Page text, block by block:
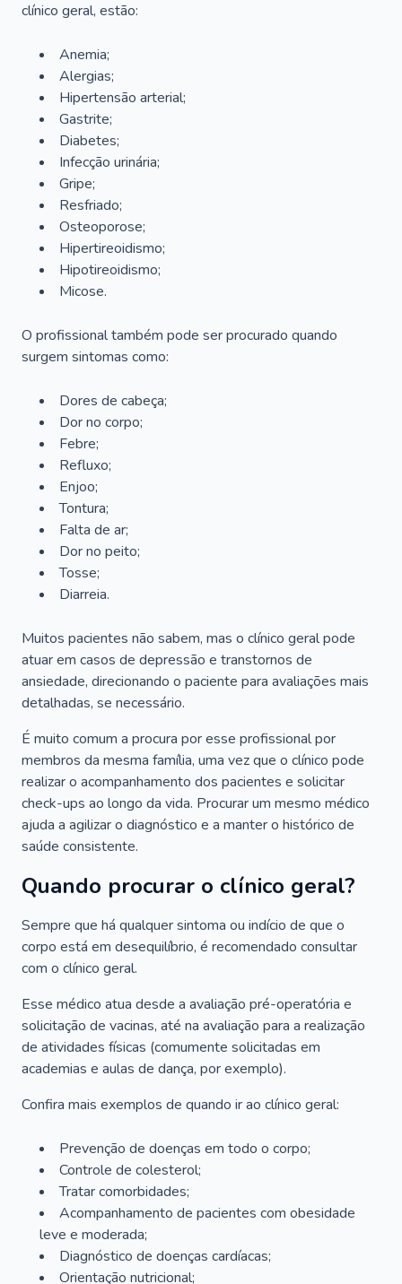
clínico geral, estão:
Anemia;
Alergias;
Hipertensão arterial;
Gastrite;
Diabetes;
Infecção urinária;
Gripe;
Resfriado;
Osteoporose;
Hipertireoidismo;
Hipotireoidismo;
Micose.
O profissional também pode ser procurado quando
surgem sintomas como:
Dores de cabeça;
Dor no corpo;
Febre;
Refluxo;
Enjoo;
Tontura;
Falta de ar;
Dor no peito;
Tosse;
Diarreia.
Muitos pacientes não sabem, mas o clínico geral pode
atuar em casos de depressão e transtornos de
ansiedade, direcionando o paciente para avaliações mais
detalhadas, se necessário.
É muito comum a procura por esse profissional por
membros da mesma família, uma vez que o clínico pode
realizar o acompanhamento dos pacientes e solicitar
check-ups ao longo da vida. Procurar um mesmo médico
ajuda a agilizar o diagnóstico e a manter o histórico de
saúde consistente.
Quando procurar o clínico geral?
Sempre que há qualquer sintoma ou indício de que o
corpo está em desequilíbrio, é recomendado consultar
com o clínico geral.
Esse médico atua desde a avaliação pré-operatória e
solicitação de vacinas, até na avaliação para a realização
de atividades físicas (comumente solicitadas em
academias e aulas de dança, por exemplo).
Confira mais exemplos de quando ir ao clínico geral:
Prevenção de doenças em todo o corpo;
Controle de colesterol;
Tratar comorbidades;
Acompanhamento de pacientes com obesidade
leve e moderada;
Diagnóstico de doenças cardíacas;
Orientação nutricional;